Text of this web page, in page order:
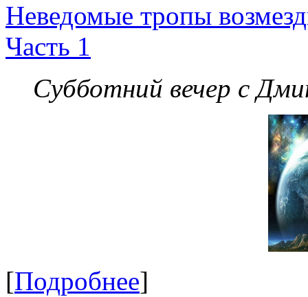
Неведомые тропы
Часть 1
Субботний вечер с
[Подробнее]